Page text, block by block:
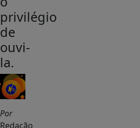
privilégio
de
ouvi-
la.
Por
Redação